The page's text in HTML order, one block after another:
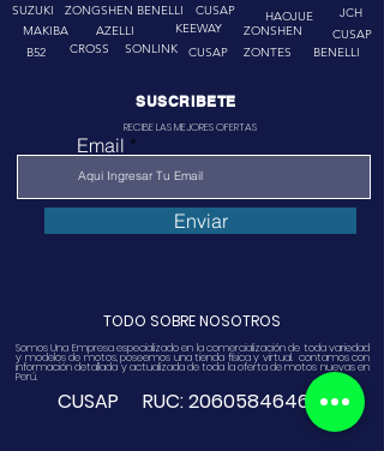
SUZUKI
ZONGSHEN
MAKIBA
AZELLI
BENELLI
CUSAP
KEEWAY
B52
CROSS SONLINK CUSAP
HAOJUE
JCH
ZONSHEN
ZONTES
CUSAP
BENELLI
SUSCRIBETE
RECIBE LAS MEJORES OFERTAS
Email
Enviar
TODO SOBRE NOSOTROS
Somos Una Empresa especializado en la comercialización de toda variedad
y modelos de motos, poseemos una tienda física y virtual. contamos con
información detallada y actualizada de toda la oferta de motos nuevas en
Perú.
CUSAP RUC:20605846468